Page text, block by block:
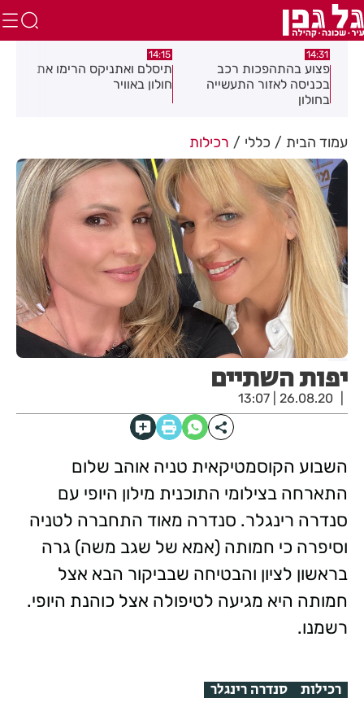
14:31
פצוע בהתהפכות רכב
בכניסה לאזור התעשייה
בחולון
14:15
תיסלם ואתניקס הרימו את
חולון באוויר
עמוד הבית כללי רכילות
יפות השתיים
26.08.20 | 13:07
השבוע הקוסמטיקאית טניה אוהב שלום
התארחה בצילומי התוכנית מילון היופי עם
סנדרה רינגלר. סנדרה מאוד התחברה לטניה
וסיפרה כי חמותה (אמא של שגב משה) גרה
בראשון לציון והבטיחה שבביקור הבא אצל
חמותה היא מגיעה לטיפולה אצל כוהנת היופי.
רשמנו.
רכילות סנדרה רינגלר